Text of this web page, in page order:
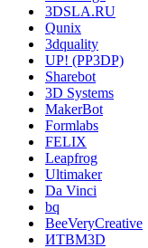
3DSLA.RU
Qunix
3dquality
UP! (PP3DP)
Sharebot
3D Systems
MakerBot
Formlabs
FELIX
Leapfrog
Ultimaker
Da Vinci
bq
BeeVeryCreative
ИТВМ3D